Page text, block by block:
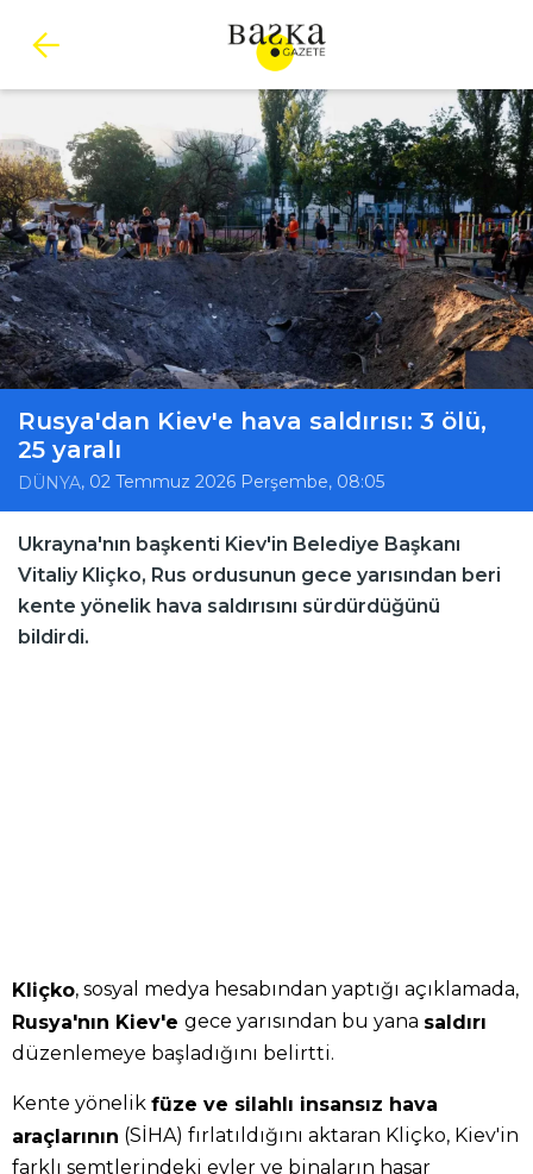
Rusya'dan Kiev'e hava saldırısı: 3 ölü,
25 yaralı
DÜNYA, 02 Temmuz 2026 Perşembe, 08:05
Ukrayna'nın başkenti Kiev'in Belediye Başkanı
Vitaliy Kliçko, Rus ordusunun gece yarısından beri
kente yönelik hava saldırısını sürdürdüğünü
bildirdi.
Kliçko, sosyal medya hesabından yaptığı açıklamada,
Rusya'nın Kiev'e gece yarısından bu yana saldırı
düzenlemeye başladığını belirtti.
Kente yönelik füze ve silahlı insansız hava
araçlarının (SİHA) fırlatıldığını aktaran Kliçko, Kiev'in
farklı semtlerindeki evler ve binaların hasar